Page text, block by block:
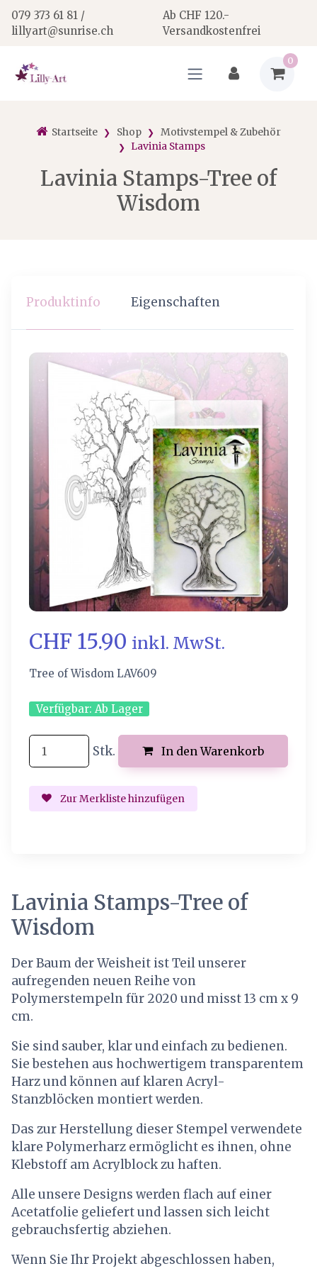
079 373 61 81 /
lillyart@sunrise.ch
Ab CHF 120.-
Versandkostenfrei
0
Startseite Shop
Motivstempel & Zubehör
Lavinia Stamps
Lavinia Stamps-Tree of
Wisdom
Produktinfo Eigenschaften
CHF 15.90 inkl. MwSt.
Tree of Wisdom LAV609
Verfügbar: Ab Lager
Stk. In den Warenkorb
Zur Merkliste hinzufügen
Lavinia Stamps-Tree of
Wisdom
Der Baum der Weisheit ist Teil unserer
aufregenden neuen Reihe von
Polymerstempeln für 2020 und misst 13 cm x 9
cm.
Sie sind sauber, klar und einfach zu bedienen.
Sie bestehen aus hochwertigem transparentem
Harz und können auf klaren Acryl-
Stanzblöcken montiert werden.
Das zur Herstellung dieser Stempel verwendete
klare Polymerharz ermöglicht es ihnen, ohne
Klebstoff am Acrylblock zu haften.
Alle unsere Designs werden flach auf einer
Acetatfolie geliefert und lassen sich leicht
gebrauchsfertig abziehen.
Wenn Sie Ihr Projekt abgeschlossen haben,